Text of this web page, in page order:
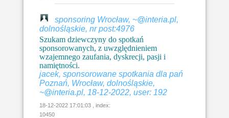
sponsoring Wrocław, ~@interia.pl,
dolnośląskie, nr post:4976
Szukam dziewczyny do spotkań
sponsorowanych, z uwzględnieniem
wzajemnego zaufania, dyskrecji, pasji i
namiętności.
jacek, sponsorowane spotkania dla pań
Poznań, Wrocław, dolnośląskie,
~@interia.pl, 18-12-2022, user: 192
18-12-2022 17:01:03 , index:
10450